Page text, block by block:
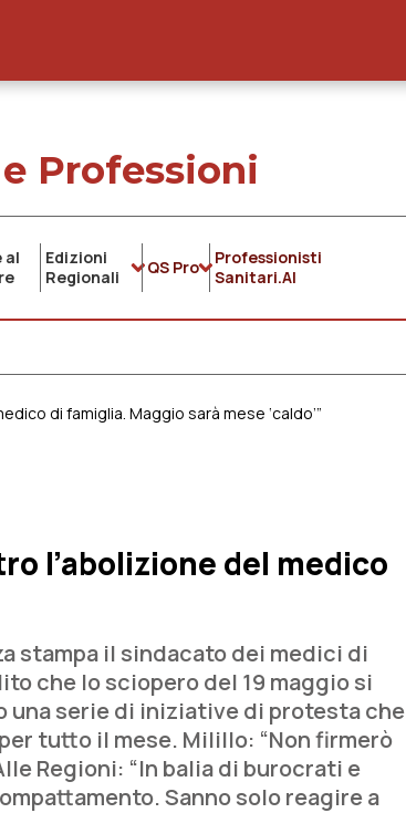
Professioni
al
Edizioni
Regionali
QS Pro
Professionisti
Sanitari.AI
di famiglia. Maggio sarà mese ‘caldo’”
l’abolizione del medico
stampa il sindacato dei medici di
che lo sciopero del 19 maggio si
una serie di iniziative di protesta che
tutto il mese. Milillo: “Non firmerò
Regioni: “In balia di burocrati e
Sanno solo reagire a